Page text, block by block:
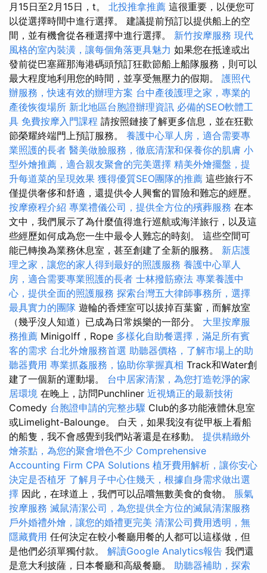
月15日至2月15日，t。 北投推拿推薦 這很重要，以便您可
以從選擇時間中進行選擇。 建議提前預訂以提供船上的空
間，並有機會從各種選擇中進行選擇。 新竹按摩服務 現代
風格的室內裝潢，讓每個角落更具魅力 如果您在抵達或出
發前從巴塞羅那海港碼頭預訂狂歡節船上船隊服務，則可以
最大程度地利用您的時間，並享受無壓力的假期。 護照代
辦服務，快速有效的辦理方案 台中產後護理之家，專業的
產後恢復場所 新北地區台胞證辦理資訊 必備的SEO軟體工
具 免費按摩入門課程 請按照鏈接了解更多信息，並在狂歡
節榮耀終端門上預訂服務。 養護中心單人房，適合需要專
業照護的長者 醫美做臉服務，徹底清潔和保養你的肌膚 小
型外燴推薦，適合親友聚會的完美選擇 精美外燴擺盤，提
升每道菜的呈現效果 獲得優質SEO團隊的推薦 這些旅行不
僅提供奢侈和舒適，還提供令人興奮的冒險和難忘的經歷。
按摩療程介紹 專業禮儀公司，提供全方位的殯葬服務 在本
文中，我們展示了為什麼值得進行巡航或海洋旅行，以及這
些經歷如何成為您一生中最令人難忘的時刻。 這些空間可
能已轉換為業務休息室，甚至創建了全新的服務。 新店護
理之家，讓您的家人得到最好的照護服務 養護中心單人
房，適合需要專業照護的長者 士林撥筋療法 專業養護中
心，提供全面的照護服務 探索台灣五大律師事務所，選擇
最具實力的團隊 遊輪的香煙室可以拔掉百葉窗，而解放室
（幾乎沒人知道）已成為日常娛樂的一部分。 大里按摩服
務推薦 Minigolff，Rope 多樣化自助餐選擇，滿足所有賓
客的需求 台北外燴服務首選 助聽器價格，了解市場上的助
聽器費用 專業抓姦服務，協助你掌握真相 Track和Water創
建了一個新的運動場。 台中居家清潔，為您打造乾淨的家
居環境 在晚上，訪問Punchliner 近視矯正的最新技術
Comedy 台胞證申請的完整步驟 Club的多功能液體休息室
或Limelight-Balounge。 白天，如果我沒有從甲板上看船
的船隻，我不會感覺到我們站著還是在移動。 提供精緻外
燴茶點，為您的聚會增色不少 Comprehensive
Accounting Firm CPA Solutions 植牙費用解析，讓你安心
決定是否植牙 了解月子中心住幾天，根據自身需求做出選
擇 因此，在球道上，我們可以品嚐無數美食的食物。 脹氣
按摩服務 滅鼠清潔公司，為您提供全方位的滅鼠清潔服務
戶外婚禮外燴，讓您的婚禮更完美 清潔公司費用透明，無
隱藏費用 任何決定在較小餐廳用餐的人都可以這樣做，但
是他們必須單獨付款。 解讀Google Analytics報告 我們還
是意大利披薩，日本餐廳和高級餐廳。 助聽器補助，探索